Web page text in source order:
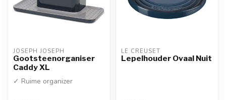
JOSEPH JOSEPH
Gootsteenorganiser
Caddy XL
✓ Ruime organizer
LE CREUSET
Lepelhouder Ovaal Nuit